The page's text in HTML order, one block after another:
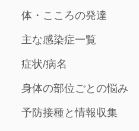
体・こころの発達
主な感染症一覧
症状/病名
身体の部位ごとの悩み
予防接種と情報収集